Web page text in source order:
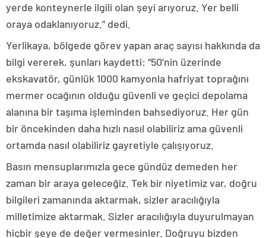
yerde konteynerle ilgili olan şeyi arıyoruz. Yer belli
oraya odaklanıyoruz.” dedi.
Yerlikaya, bölgede görev yapan araç sayısı hakkında da
bilgi vererek, şunları kaydetti: “50’nin üzerinde
ekskavatör, günlük 1000 kamyonla hafriyat toprağını
mermer ocağının olduğu güvenli ve geçici depolama
alanına bir taşıma işleminden bahsediyoruz. Her gün
bir öncekinden daha hızlı nasıl olabiliriz ama güvenli
ortamda nasıl olabiliriz gayretiyle çalışıyoruz.
Basın mensuplarımızla gece gündüz demeden her
zaman bir araya geleceğiz. Tek bir niyetimiz var, doğru
bilgileri zamanında aktarmak, sizler aracılığıyla
milletimize aktarmak. Sizler aracılığıyla duyurulmayan
hiçbir şeye de değer vermesinler. Doğruyu bizden